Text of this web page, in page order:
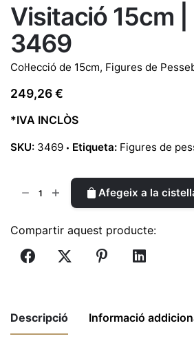
Visitació 15cm |
3469
Col·lecció de 15cm, Figures de
249,26€
*IVA INCLÒS
SKU: 3469 Etiqueta: Figures de
15cm
Afegeix a la
Compartir aquest producte:
Descripció Informació